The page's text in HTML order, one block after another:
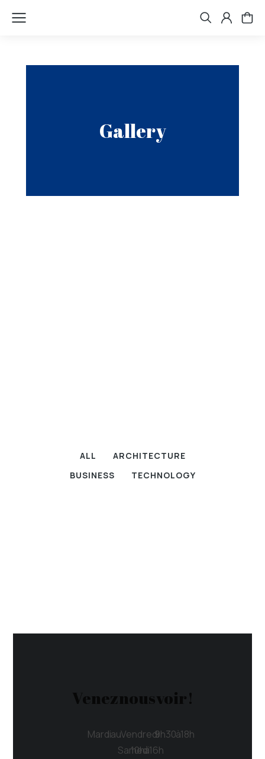
Gallery
ALL
ARCHITECTURE
BUSINESS
TECHNOLOGY
Venez nous voir !
Mardi au Vendredi 9h30 à 18h
Samedi 10h à 16h